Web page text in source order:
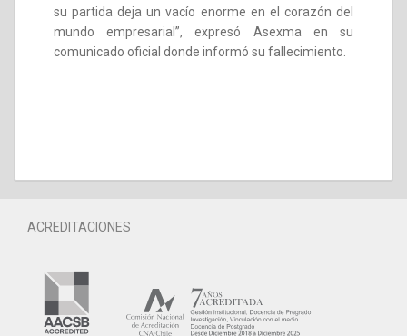
su partida deja un vacío enorme en el corazón del
mundo empresarial”, expresó Asexma en su
comunicado oficial donde informó su fallecimiento.
ACREDITACIONES